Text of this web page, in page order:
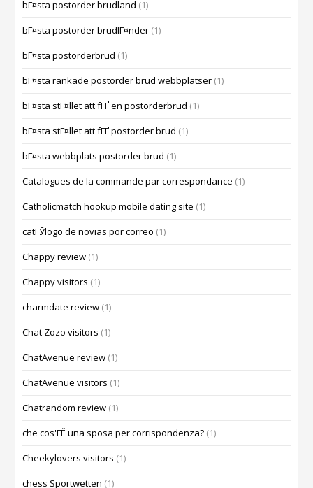
bГ¤sta postorder brudland (1)
bГ¤sta postorder brudlГ¤nder (1)
bГ¤sta postorderbrud (1)
bГ¤sta rankade postorder brud webbplatser (1)
bГ¤sta stГ¤llet att fГҐ en postorderbrud (1)
bГ¤sta stГ¤llet att fГҐ postorder brud (1)
bГ¤sta webbplats postorder brud (1)
Catalogues de la commande par correspondance (1)
Catholicmatch hookup mobile dating site (1)
catГЎlogo de novias por correo (1)
Chappy review (1)
Chappy visitors (1)
charmdate review (1)
Chat Zozo visitors (1)
ChatAvenue review (1)
ChatAvenue visitors (1)
Chatrandom review (1)
che cos'ГЁ una sposa per corrispondenza? (1)
Cheekylovers visitors (1)
chess Sportwetten (1)